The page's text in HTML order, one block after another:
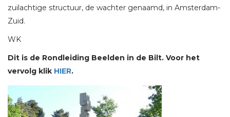
zuilachtige structuur, de wachter genaamd, in Amsterdam-
Zuid.
WK
Dit is de Rondleiding Beelden in de Bilt. Voor het
vervolg klik HIER.